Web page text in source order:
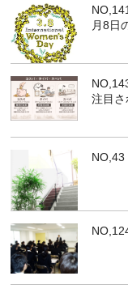
月8日
注目